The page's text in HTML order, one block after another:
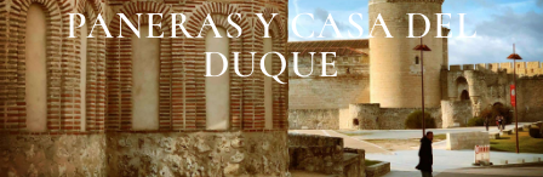
PANERAS Y CASA DEL
DUQUE